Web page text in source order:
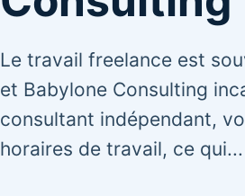
Le travail freelance est
et Babylone Consulting
consultant indépendant,
horaires de travail, ce qui...